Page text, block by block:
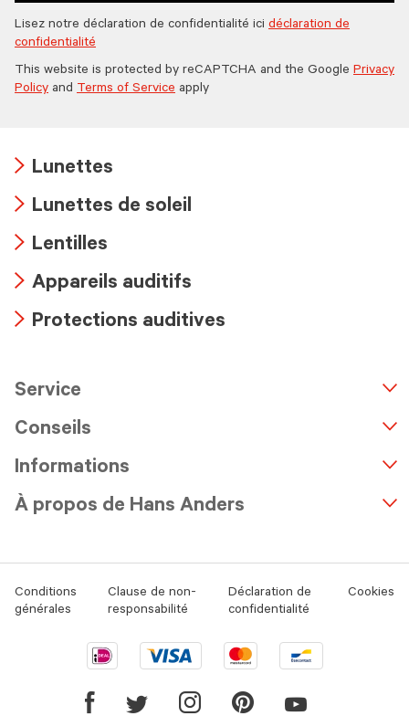
Lisez notre déclaration de confidentialité ici déclaration de
confidentialité
This website is protected by reCAPTCHA and the Google Privacy
Policy and Terms of Service apply
icon
Lunettes
icon
Lunettes de soleil
icon
Lentilles
icon
Appareils auditifs
Protections auditives
Service
Conseils
Informations
À propos de Hans Anders
Conditions
générales
Clause de non-
responsabilité
Déclaration de
confidentialité
Cookies
Ideal
logo
Visa
logo
Mastercard
logo
Bancontact
logo